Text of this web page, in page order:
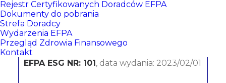
Rejestr Certyfikowanych Doradców EFPA
Dokumenty do pobrania
Strefa Doradcy
Wydarzenia EFPA
Przegląd Zdrowia Finansowego
Kontakt
Michał Cempura
Erste Bank Polska
CERTYFIKATY:
EFPA ESG NR: 101, data wydania: 2023/02/01